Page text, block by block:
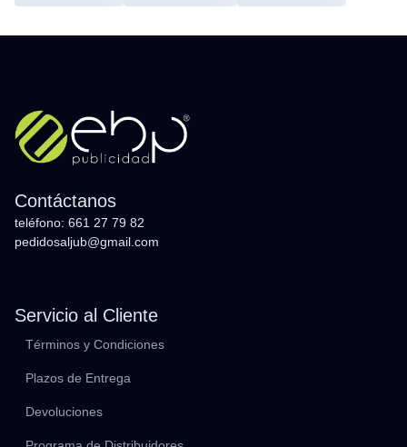
Contáctanos
teléfono: 661 27 79 82
pedidosaljub@gmail.com
Servicio al Cliente
Términos y Condiciones
Plazos de Entrega
Devoluciones